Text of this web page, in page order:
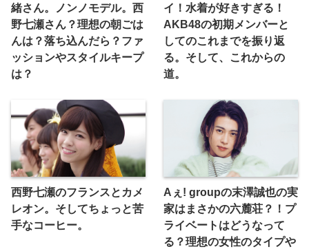
緒さん。ノンノモデル。西
野七瀬さん？理想の朝ごは
んは？落ち込んだら？ファ
ッションやスタイルキープ
は？
イ！水着が好きすぎる！
AKB48の初期メンバーと
してのこれまでを振り返
る。そして、これからの
道。
西野七瀬のフランスとカメ
レオン。そしてちょっと苦
手なコーヒー。
Aぇ! groupの末澤誠也の実
家はまさかの六麓荘？！プ
ライベートはどうなって
る？理想の女性のタイプや